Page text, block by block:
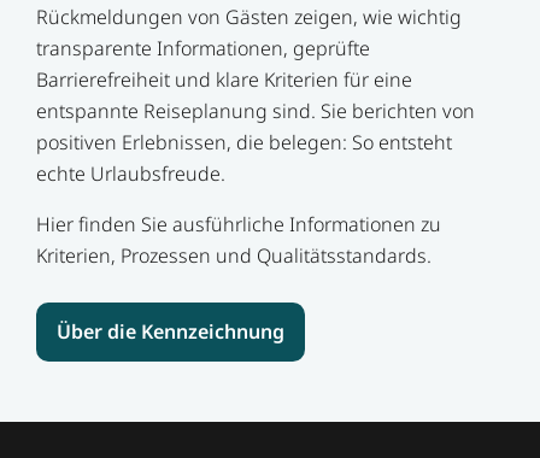
Rückmeldungen von Gästen zeigen, wie wichtig
transparente Informationen, geprüfte
Barrierefreiheit und klare Kriterien für eine
entspannte Reiseplanung sind. Sie berichten von
positiven Erlebnissen, die belegen: So entsteht
echte Urlaubsfreude.
Hier finden Sie ausführliche Informationen zu
Kriterien, Prozessen und Qualitätsstandards.
Über die Kennzeichnung